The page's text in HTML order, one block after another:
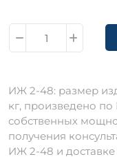
ИЖ 2-48: размер
кг, произведено
собственных
получения
ИЖ 2-48 и доставке